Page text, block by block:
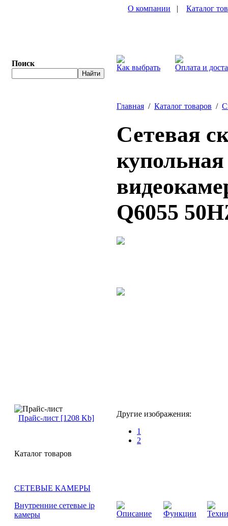
Поиск
О компании | Каталог
Как выбрать Оплата и
Прайс-лист [1208 Kb]
Каталог товаров
СЕТЕВЫЕ КАМЕРЫ
Внутренние сетевые ip
камеры
Главная / Каталог товаров /
Сетевая
Q6055
Другие изображения:
1
2
Описание Функции